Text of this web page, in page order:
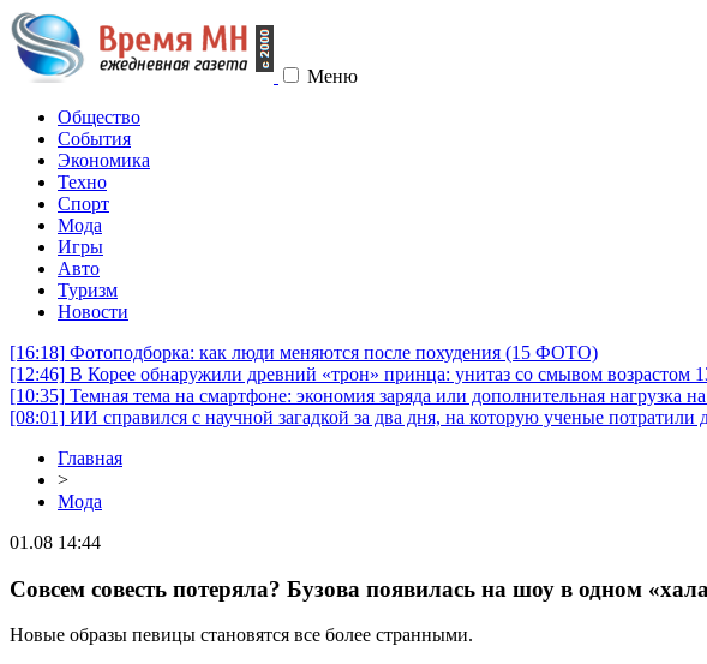
Меню
Общество
События
Экономика
Техно
Спорт
Мода
Игры
Авто
Туризм
Новости
[16:18] Фотоподборка: как люди меняются после похудения (15 ФОТО)
[12:46] В Корее обнаружили древний «трон» принца: унитаз со смывом возрастом
[10:35] Темная тема на смартфоне: экономия заряда или дополнительная нагрузка
[08:01] ИИ справился с научной загадкой за два дня, на которую ученые потратили
Главная
>
Мода
01.08 14:44
Совсем совесть потеряла? Бузова появилась на шоу в одном
Новые образы певицы становятся все более странными.